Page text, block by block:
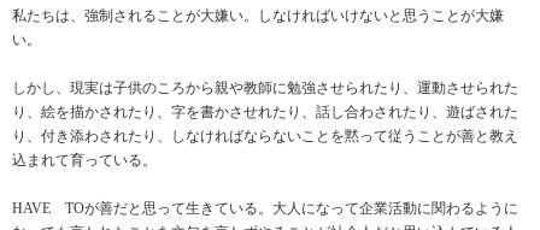
私たちは、強制されることが大嫌い。しなければいけないと思うことが大嫌
い。
しかし、現実は子供のころから親や教師に勉強させられたり、運動させられた
り、絵を描かされたり、字を書かさせれたり、話し合わされたり、遊ばされた
り、付き添わされたり、しなければならないことを黙って従うことが善と教え
込まれて育っている。
HAVE TOが善だと思って生きている。大人になって企業活動に関わるように